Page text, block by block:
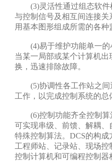
(3)灵活性通过组态软件
与控制信号及相互间连接
用基本图形组成所需的各
(4)易于维护功能单一的
当某一局部或某个计算机
换，迅速排除故障。
(5)协调性各工作站之间
工作，以完成控制系统的总
(6)控制功能齐全控制算
可实现串级、前馈、解耦
特殊控制算法。DCS的构
工程师站、记录站、现场
控制计算机和可编程控制